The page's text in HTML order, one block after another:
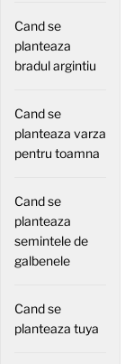
Cand se
planteaza
bradul argintiu
Cand se
planteaza varza
pentru toamna
Cand se
planteaza
semintele de
galbenele
Cand se
planteaza tuya